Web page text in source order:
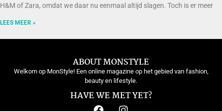
H&M of Zara, omdat we daar nu eenmaal altijd slagen. Toch is er meer
LEES MEER »
ABOUT MONSTYLE
Welkom op MonStyle! Een online magazine op het gebied van fashion,
beauty en lifestyle.
HAVE WE MET YET?